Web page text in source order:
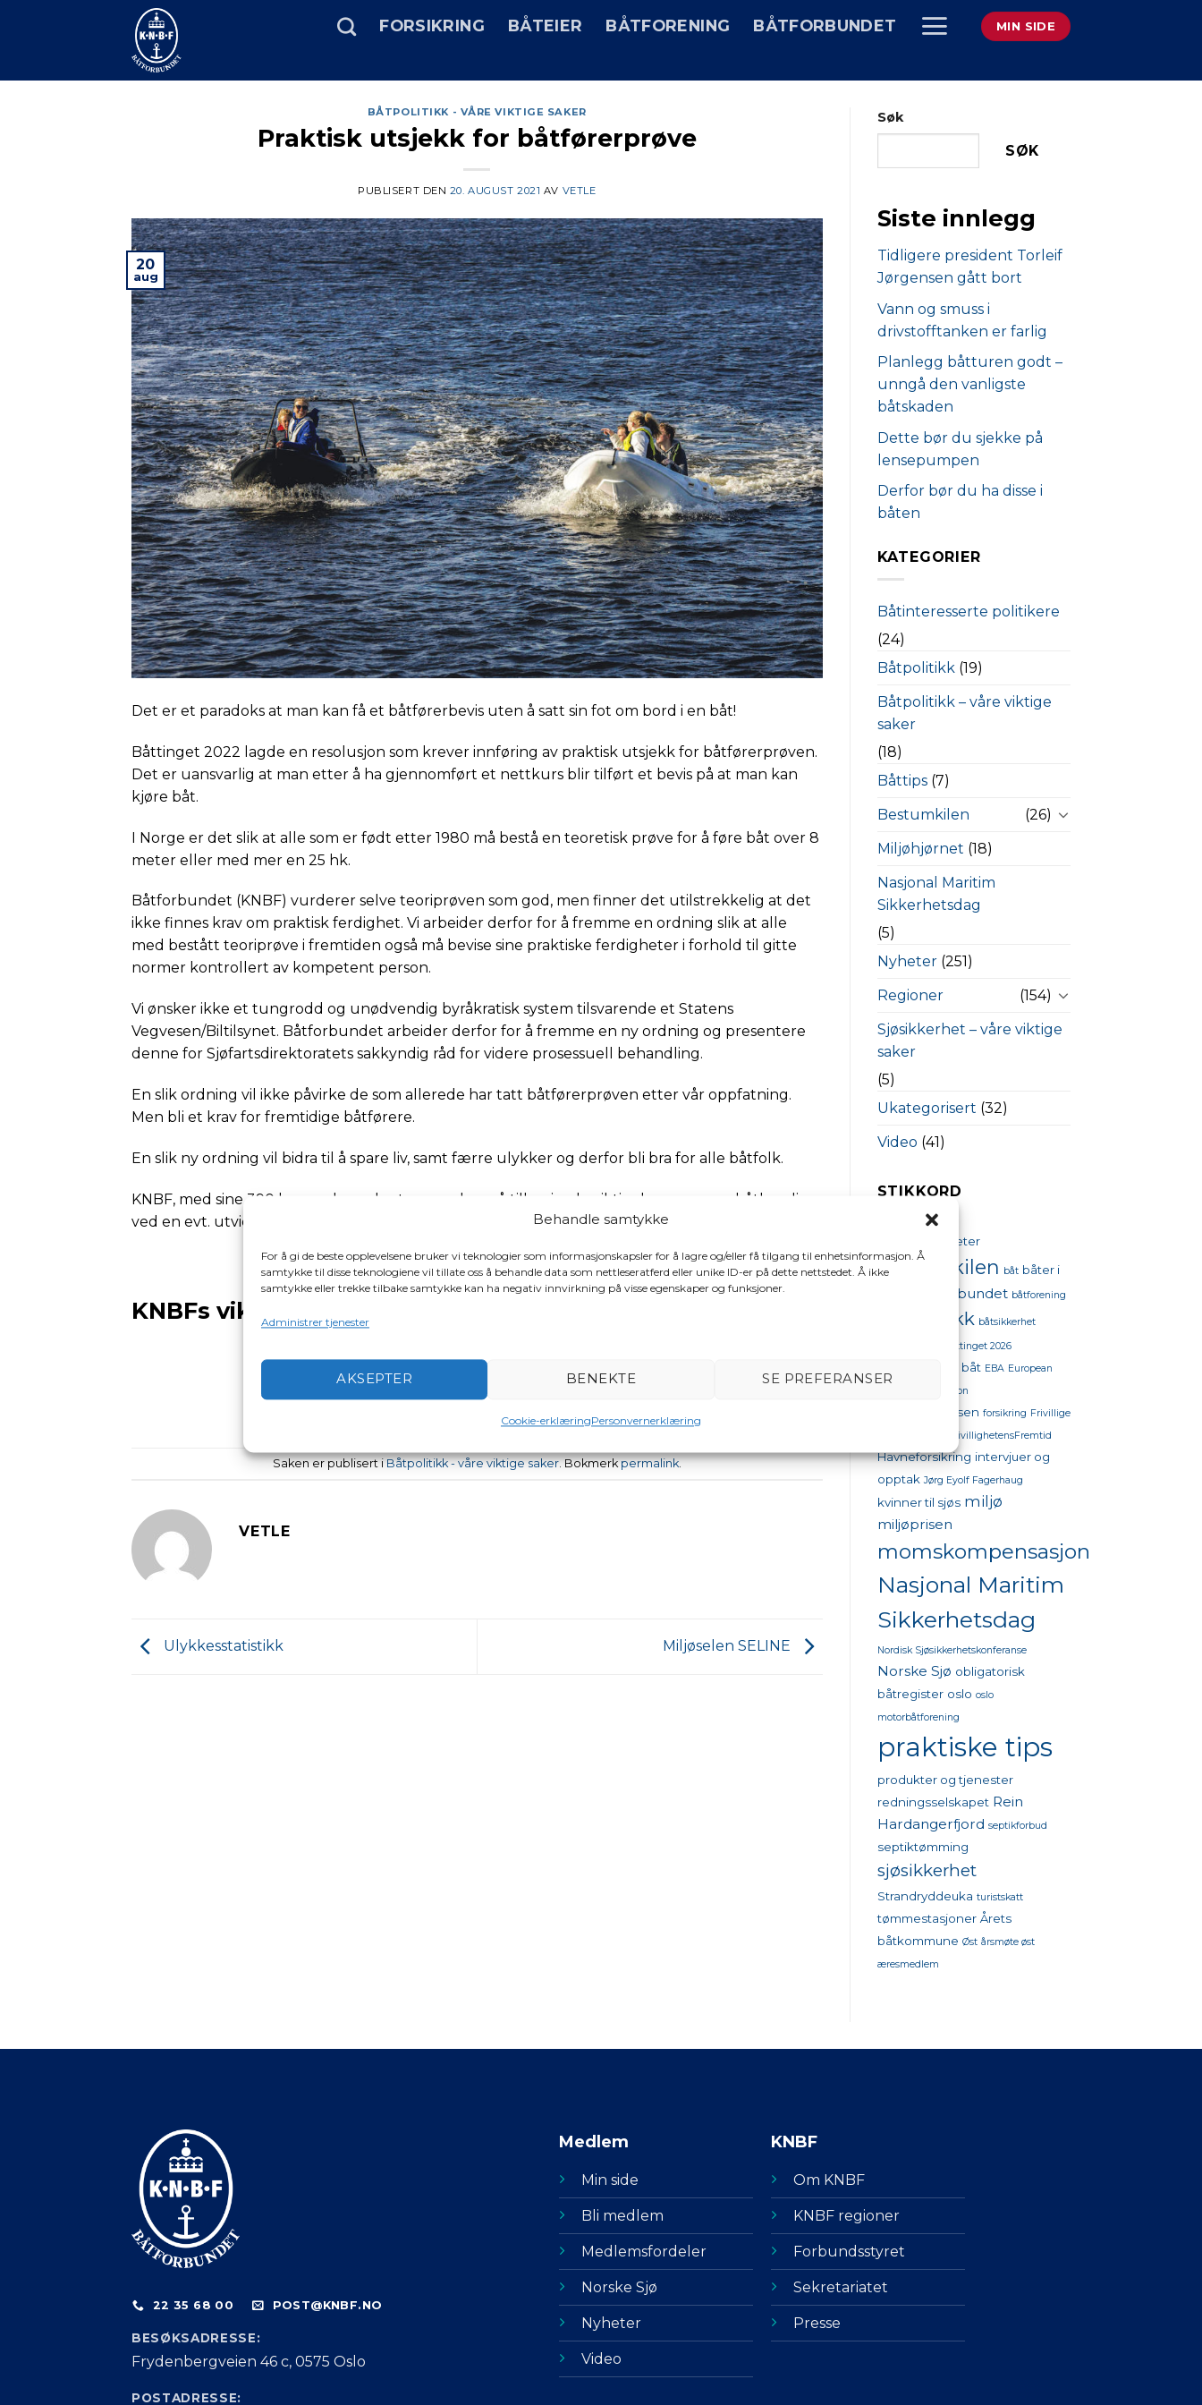
Behandle samtykke
For å gi de beste opplevelsene bruker vi teknologier som informasjonskapsler for å lagre og/eller få tilgang til enhetsinformasjon. Å
samtykke til disse teknologiene vil tillate oss å behandle data som nettleseratferd eller unike ID-er på dette nettstedet. Å ikke
samtykke eller trekke tilbake samtykke kan ha negativ innvirkning på visse egenskaper og funksjoner.
Administrer tjenester
AKSEPTER BENEKTE SE PREFERANSER
Cookie-erklæringPersonvernerklæring
FORSIKRING BÅTEIER BÅTFORENING BÅTFORBUNDET MIN SIDE
BÅTPOLITIKK - VÅRE VIKTIGE SAKER
Praktisk utsjekk for båtførerprøve
PUBLISERT DEN 20. AUGUST 2021 AV VETLE
20
aug
Det er et paradoks at man kan få et båtførerbevis uten å satt sin fot om bord i en båt!
Båttinget 2022 lagde en resolusjon som krever innføring av praktisk utsjekk for båtførerprøven.
Det er uansvarlig at man etter å ha gjennomført et nettkurs blir tilført et bevis på at man kan
kjøre båt.
I Norge er det slik at alle som er født etter 1980 må bestå en teoretisk prøve for å føre båt over 8
meter eller med mer en 25 hk.
Båtforbundet (KNBF) vurderer selve teoriprøven som god, men finner det utilstrekkelig at det
ikke finnes krav om praktisk ferdighet. Vi arbeider derfor for å fremme en ordning slik at alle
med bestått teoriprøve i fremtiden også må bevise sine praktiske ferdigheter i forhold til gitte
normer kontrollert av kompetent person.
Vi ønsker ikke et tungrodd og unødvendig byråkratisk system tilsvarende et Statens
Vegvesen/Biltilsynet. Båtforbundet arbeider derfor for å fremme en ny ordning og presentere
denne for Sjøfartsdirektoratets sakkyndig råd for videre prosessuell behandling.
En slik ordning vil ikke påvirke de som allerede har tatt båtførerprøven etter vår oppfatning.
Men bli et krav for fremtidige båtførere.
En slik ny ordning vil bidra til å spare liv, samt færre ulykker og derfor bli bra for alle båtfolk.
KNBF, med sine 390 havner langs kysten, vurderer å tilby sine besiktigelsesmenn og båtkyndige
ved en evt. utvidelse av båtførerprøven
med en praktisk utsjekk .
KNBFs viktige båtpolitiske saker
Saken er publisert iBåtpolitikk - våre viktige saker. Bokmerkpermalink.
VETLE
Ulykkesstatistikk Miljøselen SELINE
Søk
SØK
Siste innlegg
Tidligere president Torleif
Jørgensen gått bort
Vann og smuss i
drivstofftanken er farlig
Planlegg båtturen godt –
unngå den vanligste
båtskaden
Dette bør du sjekke på
lensepumpen
Derfor bør du ha disse i
båten
KATEGORIER
Båtinteresserte politikere
(24)
Båtpolitikk(19)
Båtpolitikk – våre viktige
saker
(18)
Båttips(7)
Bestumkilen
(26)
Miljøhjørnet (18)
Nasjonal Maritim
Sikkerhetsdag
(5)
Nyheter(251)
Regioner
(154)
Sjøsikkerhet – våre viktige
saker
(5)
Ukategorisert (32)
Video (41)
STIKKORD
aktiviteter
bestumkilen båt båter i
båtforbundet båtforening
båtpolitikk båtsikkerhet
båttinget 2026
drivstoffpriser båt EBA European
Boating Association
flytekonferansen forsikring Frivillige
FrivillighetensFremtid
Havneforsikring intervjuer og
opptak Jørg Eyolf Fagerhaug
kvinner til sjøs miljø
miljøprisen
momskompensasjon
Nasjonal Maritim
Sikkerhetsdag
Nordisk Sjøsikkerhetskonferanse
Norske Sjø obligatorisk
båtregister oslo oslo
motorbåtforening
praktiske tips
produkter og tjenester
redningsselskapet Rein
Hardangerfjord septikforbud
septiktømming
sjøsikkerhet
Strandryddeuka turistskatt
tømmestasjoner Årets
båtkommune Øst årsmøte øst
æresmedlem
22 35 68 00 POST@KNBF.NO
BESØKSADRESSE:
Frydenbergveien 46 c, 0575 Oslo
POSTADRESSE:
Medlem
Min side
Bli medlem
Medlemsfordeler
Norske Sjø
Nyheter
Video
KNBF
Om KNBF
KNBF regioner
Forbundsstyret
Sekretariatet
Presse